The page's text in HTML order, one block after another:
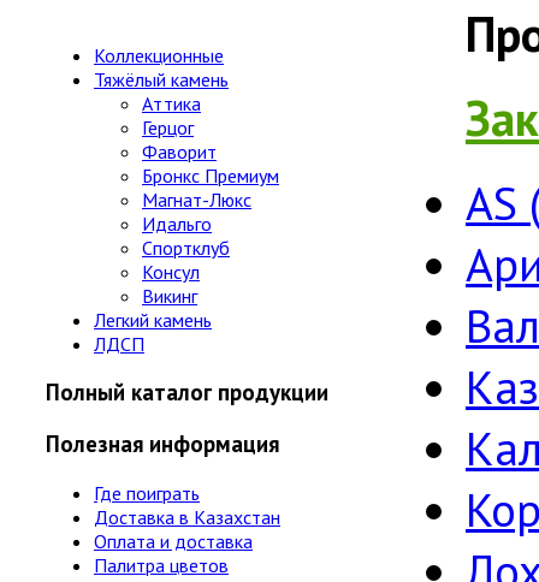
Коллекционные
Тяжёлый камень
Аттика
Герцог
Фаворит
Бронкс Премиум
Магнат-Люкс
Идальго
Спортклуб
Консул
Викинг
Легкий камень
ЛДСП
Полный каталог продукции
Полезная информация
Где поиграть
Доставка в Казахстан
Оплата и доставка
Палитра цветов
AS